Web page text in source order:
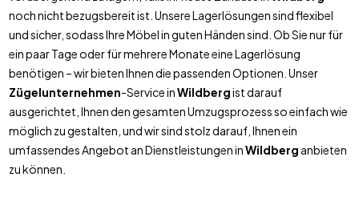
noch nicht bezugsbereit ist. Unsere Lagerlösungen sind flexibel
und sicher, sodass Ihre Möbel in guten Händen sind. Ob Sie nur für
ein paar Tage oder für mehrere Monate eine Lagerlösung
benötigen – wir bieten Ihnen die passenden Optionen. Unser
Zügelunternehmen-Service inWildbergist darauf
ausgerichtet, Ihnen den gesamten Umzugsprozess so einfach wie
möglich zu gestalten, und wir sind stolz darauf, Ihnen ein
umfassendes Angebot an Dienstleistungen inWildberg anbieten
zu können.